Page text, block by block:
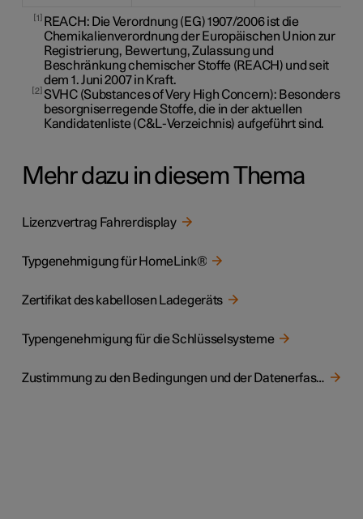
1
REACH: Die Verordnung (EG) 1907/2006 ist die
Chemikalienverordnung der Europäischen Union zur
Registrierung, Bewertung, Zulassung und
Beschränkung chemischer Stoffe (REACH) und seit
dem 1. Juni 2007 in Kraft.
2 SVHC (Substances of Very High Concern): Besonders
besorgniserregende Stoffe, die in der aktuellen
Kandidatenliste (C&L-Verzeichnis) aufgeführt sind.
Mehr dazu in diesem Thema
Lizenzvertrag Fahrerdisplay
Typgenehmigung für HomeLink®
Zertifikat des kabellosen Ladegeräts
Typengenehmigung für die Schlüsselsysteme
Zustimmung zu den Bedingungen und der Datenerfassung